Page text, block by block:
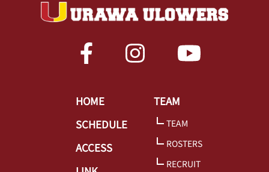
HOME
SCHEDULE
ACCESS
TEAM
TEAM
ROSTERS
RECRUIT